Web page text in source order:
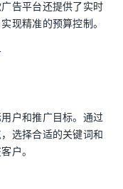
告平台还提供了实时
现精准的预算控制。
户和推广目标。通过
选择合适的关键词和
户。